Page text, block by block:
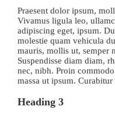
Praesent dolor ipsum,
Vivamus ligula leo,
adipiscing eget, ipsum.
molestie quam vehicula
mauris, mollis ut, semper
Suspendisse diam diam,
nec, nibh. Proin
massa ut ipsum. Curabitur
Heading 3